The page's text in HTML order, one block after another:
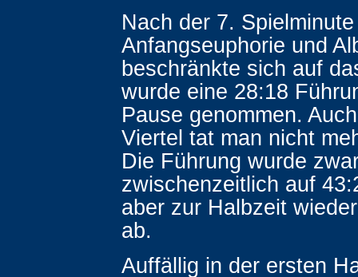
Nach der 7.
Anfangseuphorie und
beschränkte sich auf
wurde eine 28:18
Pause genommen.
Viertel tat man nicht
Die Führung wurde
zwischenzeitlich auf
aber zur Halbzeit
ab.
Auffällig in der ersten